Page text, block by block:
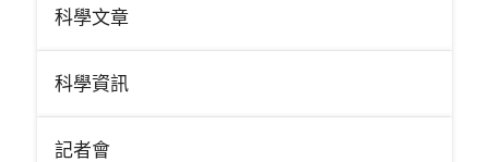
科學文章
科學資訊
記者會